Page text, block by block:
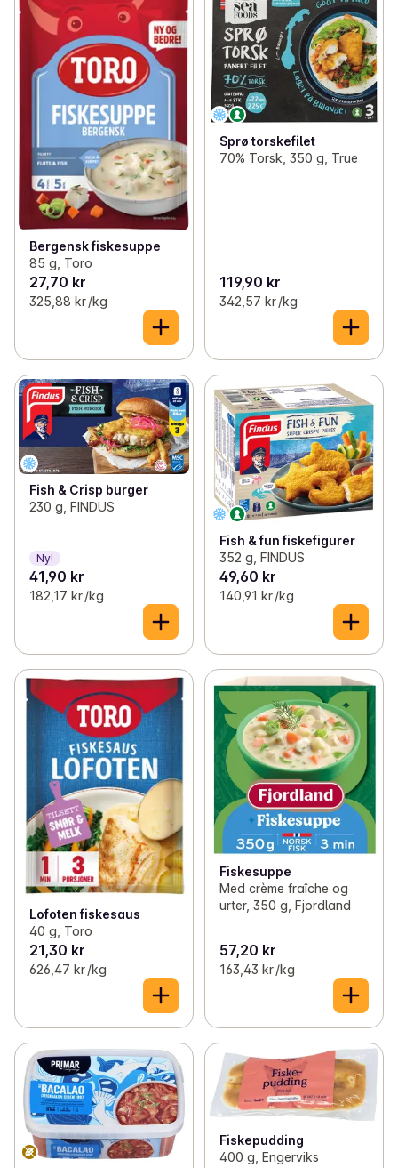
Bergensk fiskesuppe
85 g, Toro
27,70 kr
325,88 kr /kg
Sprø torskefilet
70% Torsk, 350 g, True
119,90 kr
342,57 kr /kg
Fish & Crisp burger
230 g, FINDUS
Ny!
41,90 kr
182,17 kr /kg
Fish & fun fiskefigurer
352 g, FINDUS
49,60 kr
140,91 kr /kg
Lofoten fiskesaus
40 g, Toro
21,30 kr
626,47 kr /kg
Fiskesuppe
Med crème fraîche og
urter, 350 g, Fjordland
57,20 kr
163,43 kr /kg
Fiskepudding
400 g, Engerviks